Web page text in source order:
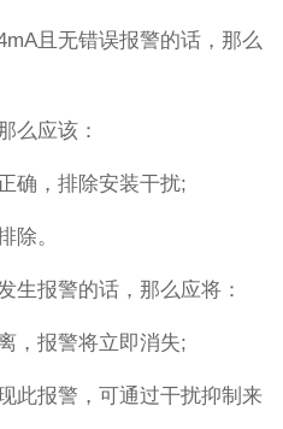
且无错误报警的话，那么
么应该：
确，排除安装干扰;
除。
生报警的话，那么应将：
，报警将立即消失;
此报警，可通过干扰抑制来